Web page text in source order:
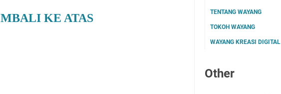
KE ATAS TENTANG WAYANG
TOKOH WAYANG
WAYANG KREASI DIGITAL
Other